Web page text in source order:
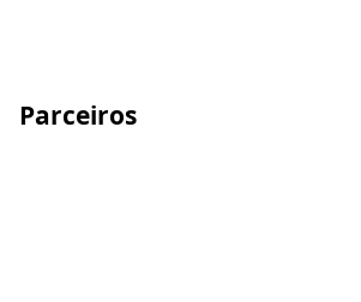
Parceiros